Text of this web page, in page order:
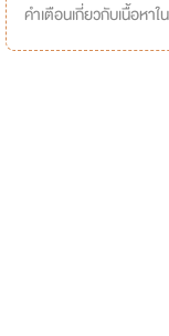
คำเตือนเกี่ยวกับเนื้อหา